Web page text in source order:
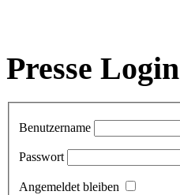
Presse Login
Benutzername
Passwort
Angemeldet bleiben